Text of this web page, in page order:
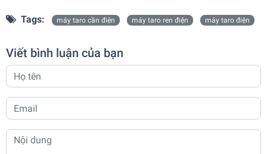
Tags: máy taro cần điện máy taro ren điện máy taro điện
Viết bình luận của bạn